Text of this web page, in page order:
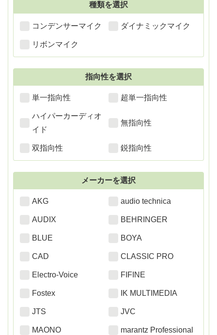
種類を選択
コンデンサーマイク ダイナミックマイク
リボンマイク
指向性を選択
単一指向性 超単一指向性
ハイパーカーディオ
イド
無指向性
双指向性 鋭指向性
メーカーを選択
AKG audio technica
AUDIX BEHRINGER
BLUE BOYA
CAD CLASSIC PRO
Electro-Voice FIFINE
Fostex IK MULTIMEDIA
JTS JVC
MAONO marantz Professional